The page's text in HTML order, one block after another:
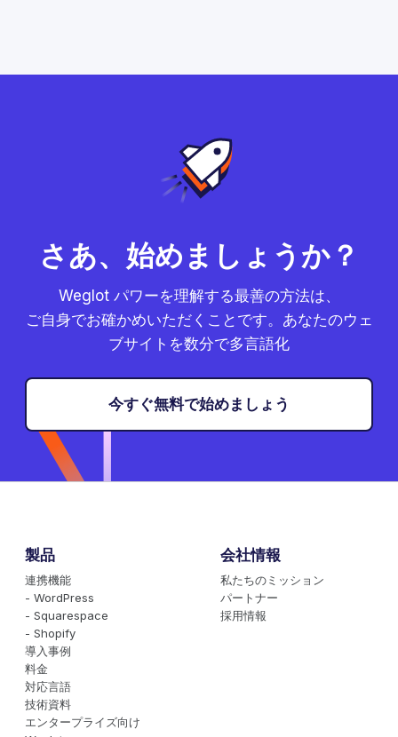
さあ、始めましょうか？
Weglot パワーを理解する最善の方法は、
ご自身でお確かめいただくことです。あなたのウェ
ブサイトを数分で多言語化
今すぐ無料で始めましょう
製品
連携機能
- WordPress
- Squarespace
- Shopify
導入事例
料金
対応言語
技術資料
エンタープライズ向け
会社情報
私たちのミッション
パートナー
採用情報